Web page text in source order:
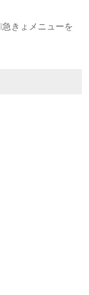
きょメニューを